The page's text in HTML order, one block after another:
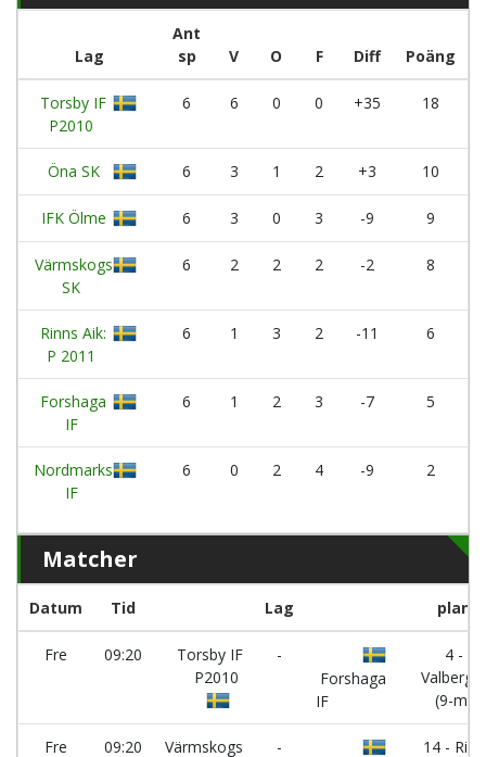
Lag
Ant
sp
V O F Diff Poäng
Torsby IF
P2010
6 6 0 0 +35 18
Öna SK 6 3 1 2 +3 10
IFK Ölme 6 3 0 3 -9 9
Värmskogs
SK
6 2 2 2 -2 8
Rinns Aik:
P 2011
6 1 3 2 -11 6
Forshaga
IF
6 1 2 3 -7 5
Nordmarks
IF
6 0 2 4 -9 2
Matcher
Datum Tid Lag plan
Fre 09:20
Torsby IF
P2010
-
Forshaga
IF
4 -
Valberget
(9-m)
Fre 09:20
Värmskogs
-
14 - Rinn